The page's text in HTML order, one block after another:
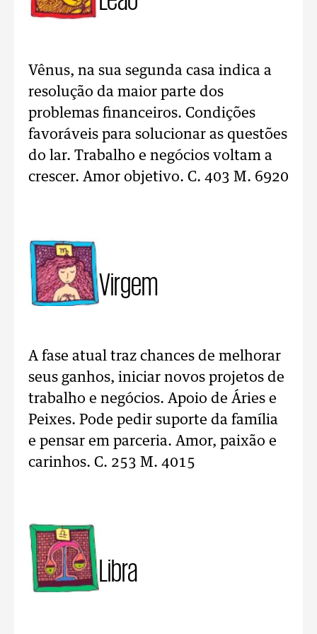
Vênus, na sua segunda casa indica a
resolução da maior parte dos
problemas financeiros. Condições
favoráveis para solucionar as questões
do lar. Trabalho e negócios voltam a
crescer. Amor objetivo. C. 403 M. 6920
Virgem
A fase atual traz chances de melhorar
seus ganhos, iniciar novos projetos de
trabalho e negócios. Apoio de Áries e
Peixes. Pode pedir suporte da família
e pensar em parceria. Amor, paixão e
carinhos. C. 253 M. 4015
Libra